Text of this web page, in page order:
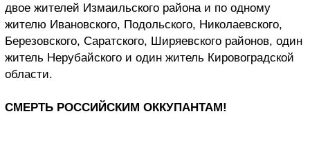
двое жителей Измаильского района и по одному
жителю Ивановского, Подольского, Николаевского,
Березовского, Саратского, Ширяевского районов, один
житель Нерубайского и один житель Кировоградской
области.
СМЕРТЬ РОССИЙСКИМ ОККУПАНТАМ!